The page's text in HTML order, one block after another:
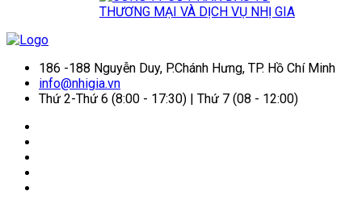
186 -188 Nguyễn Duy, P.Chánh Hưng, TP. Hồ Chí Minh
info@nhigia.vn
Thứ 2-Thứ 6 (8:00 - 17:30) | Thứ 7 (08 - 12:00)